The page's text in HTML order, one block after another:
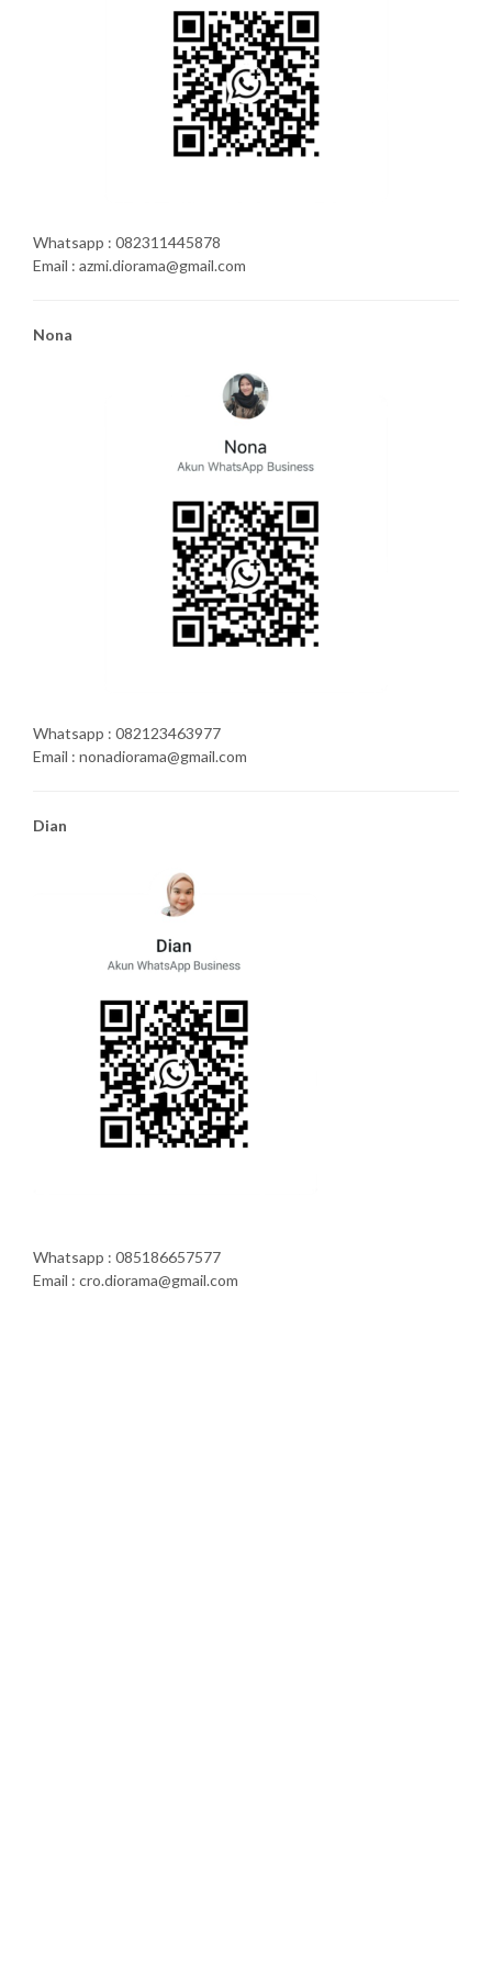
Whatsapp : 082311445878
Email : azmi.diorama@gmail.com
Nona
Whatsapp : 082123463977
Email : nonadiorama@gmail.com
Dian
Whatsapp : 085186657577
Email : cro.diorama@gmail.com